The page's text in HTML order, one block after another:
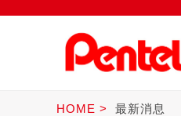
HOME 最新消息